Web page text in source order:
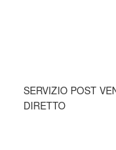
SERVIZIO POST
DIRETTO